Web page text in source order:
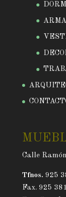
Calle
Tfnos. 925
Fax. 925